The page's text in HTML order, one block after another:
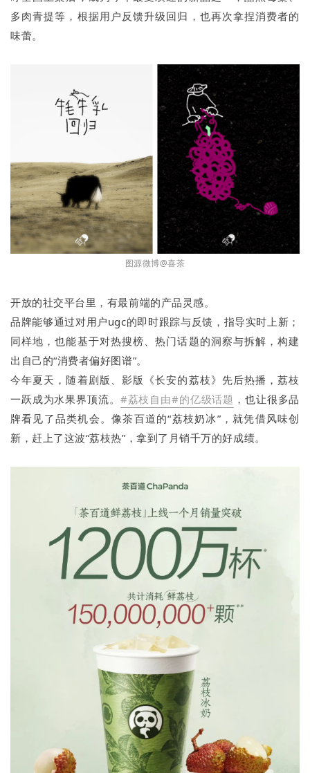
多肉青提等，根据用户反馈升级回归，也再次拿捏消费者的
味蕾。
图源微博@喜茶
开放的社交平台里，有最前端的产品灵感。
品牌能够通过对用户ugc的即时跟踪与反馈，指导实时上新；
同样地，也能基于对热搜榜、热门话题的洞察与拆解，构建
出自己的“消费者偏好图谱”。
今年夏天，随着剧版、影版《长安的荔枝》先后热播，荔枝
一跃成为水果界顶流。 #荔枝自由#的亿级话题 ，也让很多品
牌看见了品类机会。像茶百道的“荔枝奶冰”，就凭借风味创
新，赶上了这波“荔枝热”，拿到了月销千万的好成绩。